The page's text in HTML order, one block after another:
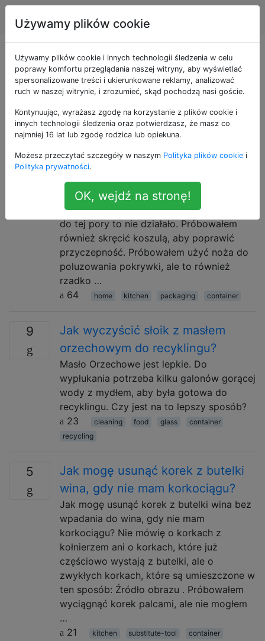
Lifehacks Tagi
Pytania otagowane
jako container
29
Sztuczki do otwierania bardzo
ciasnych słoików
Jakie są sztuczki otwierania z pozornie
niemożliwych do otwarcia szklanych
słoików, takie jak te pokazane poniżej?
PRÓBA : Próbowałem przekręcać tak
mocno, jak tylko potrafię, ale najwyraźniej
do tej pory to nie działało. Próbowałem
również skręcić koszulą, aby poprawić
przyczepność. Próbowałem użyć noża do
poluzowania pokrywki, ale to również
rzadko …
64
home kitchen packaging container
9
Jak wyczyścić słoik z masłem
orzechowym do recyklingu?
Masło Orzechowe jest lepkie. Do
wypłukania potrzeba kilku galonów gorącej
wody z mydłem, aby była gotowa do
recyklingu. Czy jest na to lepszy sposób?
23
cleaning food glass
container
recycling
5
Jak mogę usunąć korek z butelki
wina, gdy nie mam korkociągu?
Jak mogę usunąć korek z butelki wina bez
wpadania do wina, gdy nie mam
korkociągu? Nie mówię o korkach z
kołnierzem ani o korkach, które już
częściowo wystają z butelki, ale o
zwykłych korkach, które są umieszczone w
ten sposób: Źródło obrazu . Próbowałem
wyciągnąć korek palcami, ale nie mogłem
…
21
kitchen substitute-tool container
Używamy plików cookie
Używamy plików cookie i innych technologii śledzenia w celu
poprawy komfortu przeglądania naszej witryny, aby wyświetlać
spersonalizowane treści i ukierunkowane reklamy, analizować
ruch w naszej witrynie, i zrozumieć, skąd pochodzą nasi goście.
Kontynuując, wyrażasz zgodę na korzystanie z plików cookie i
innych technologii śledzenia oraz potwierdzasz, że masz co
najmniej 16 lat lub zgodę rodzica lub opiekuna.
Możesz przeczytać szczegóły w naszym Polityka plików cookie i
Polityka prywatności.
OK, wejdź na stronę!